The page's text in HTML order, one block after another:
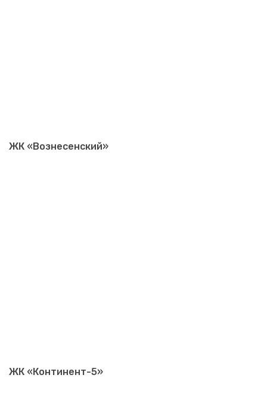
ЖК «Вознесенский»
ЖК «Континент-5»